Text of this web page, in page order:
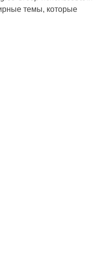
темы, которые